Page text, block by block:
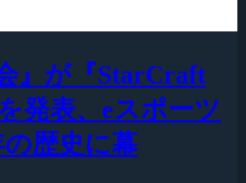
』が『StarCraft
発表、eスポーツ
歴史に幕